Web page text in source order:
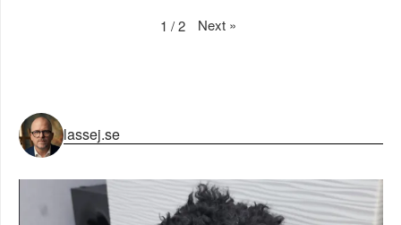
1 /2 Next »
lassej.se